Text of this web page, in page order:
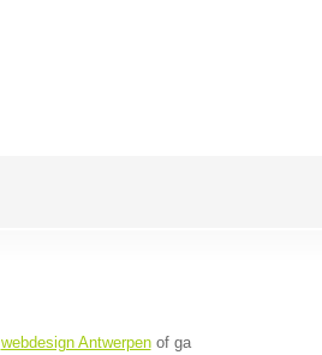
webdesign Antwerpenof ga